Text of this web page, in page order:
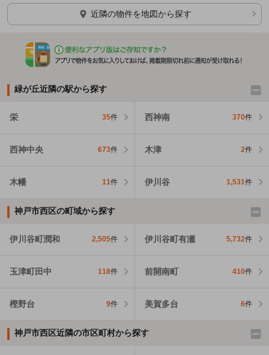
ほかの部屋を検索中…
近隣の物件を地図から探す
緑が丘近隣の駅から探す
栄 35件 西神南 370件
西神中央 673件 木津 2件
木幡 11件 伊川谷 1,531件
神戸市西区の町域から探す
伊川谷町潤和 2,505件 伊川谷町有瀬 5,732件
玉津町田中 118件 前開南町 410件
樫野台 9件 美賀多台 6件
神戸市西区近隣の市区町村から探す